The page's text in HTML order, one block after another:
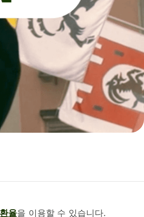
율을 이용할 수 있습니다.